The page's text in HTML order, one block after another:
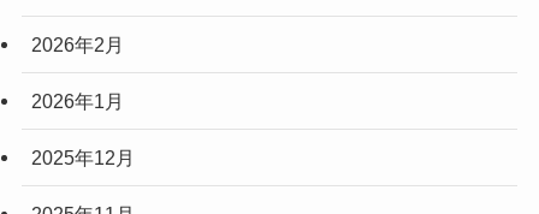
2026年2月
2026年1月
2025年12月